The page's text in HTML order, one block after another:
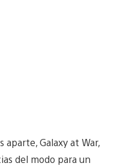
Galaxy at War,
del modo para un